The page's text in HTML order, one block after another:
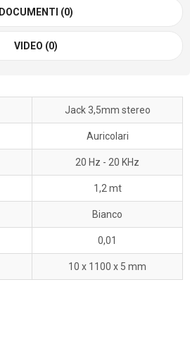
DOCUMENTI (0)
VIDEO (0)
Jack 3,5mm stereo
Auricolari
20 Hz - 20 KHz
1,2 mt
Bianco
0,01
10 x 1100 x 5 mm